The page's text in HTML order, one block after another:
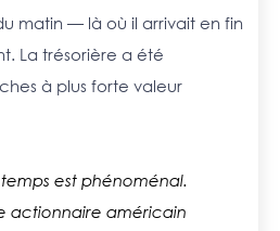
matin — là où il arrivait en fin
La trésorière a été
à plus forte valeur
est phénoménal.
actionnaire américain